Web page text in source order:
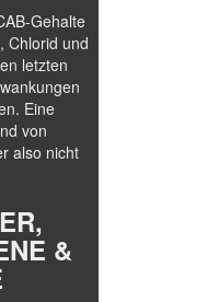
Gehalte
Chlorid und
letzten
Eine
von
also nicht
&